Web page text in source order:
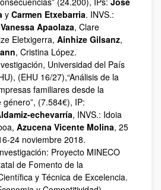
y Carmen Etxebarria. INVS.:
Vanessa Apaolaza, Clare
Eletxigerra, Ainhize Gilsanz,
, Cristina López.
Universidad del País
(EHU 16/27),“Análisis de la
familiares desde la
(7.584€), IP:
echevarría, INVS.: Idoia
Azucena Vicente Molina, 25
24 noviembre 2018.
Proyecto MINECO
de Fomento de la
y Técnica de Excelencia.